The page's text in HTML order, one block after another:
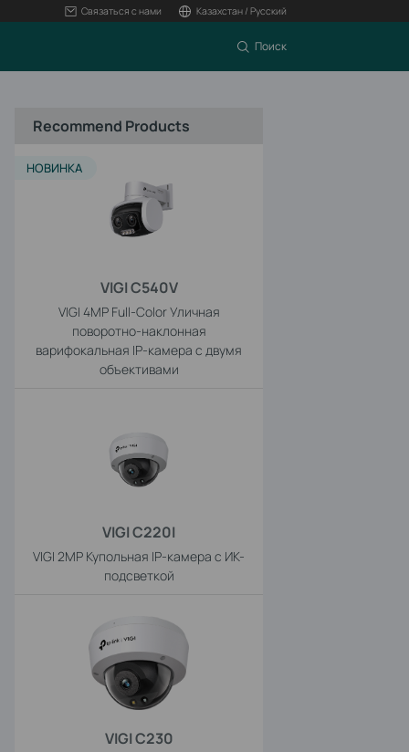
Связаться с нами Казахстан / Русский
Поиск
Recommend Products
VIGI C540V
VIGI 4MP Full-Color Уличная
поворотно-наклонная
варифокальная IP-камера с двумя
объективами
НОВИНКА
VIGI C220I
VIGI 2MP Купольная IP-камера с ИК-
подсветкой
VIGI C230